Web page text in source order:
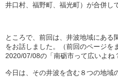
井口村、福野町、福光町）が合併し
ところで、前回は、井波地域にある
をお話しました。（前回のページを
2020/07/08の「南砺市って広いよね
今日は、その井波を含む８つの地域